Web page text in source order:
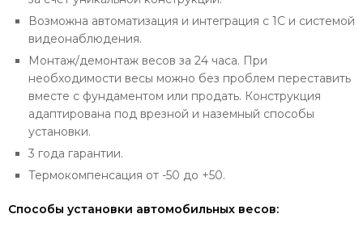
Возможна автоматизация и интеграция с 1С и системой
видеонаблюдения.
Монтаж/демонтаж весов за 24 часа. При
необходимости весы можно без проблем переставить
вместе с фундаментом или продать. Конструкция
адаптирована под врезной и наземный способы
установки.
3 года гарантии.
Термокомпенсация от -50 до +50.
Способы установки автомобильных весов: